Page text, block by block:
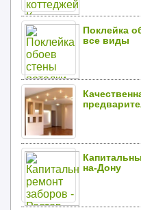
Поклейка
все виды
на-Дону